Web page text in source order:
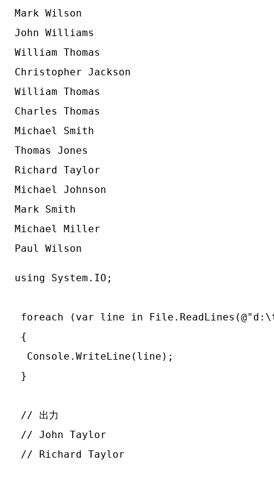
Mark Wilson
John Williams
William Thomas
Christopher Jackson
William Thomas
Charles Thomas
Michael Smith
Thomas Jones
Richard Taylor
Michael Johnson
Mark Smith
Michael Miller
using System.IO;
foreach (var line in
{
  Console.WriteLine(line);
}
// 出力
// John Taylor